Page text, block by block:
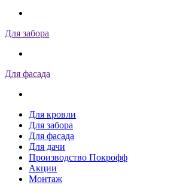
Для забора
Для фасада
Для кровли
Для забора
Для фасада
Для дачи
Производство Покрофф
Акции
Монтаж